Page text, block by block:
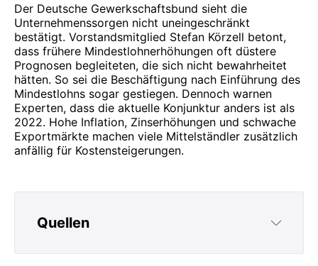
Der Deutsche Gewerkschaftsbund sieht die
Unternehmenssorgen nicht uneingeschränkt
bestätigt. Vorstandsmitglied Stefan Körzell betont,
dass frühere Mindestlohnerhöhungen oft düstere
Prognosen begleiteten, die sich nicht bewahrheitet
hätten. So sei die Beschäftigung nach Einführung des
Mindestlohns sogar gestiegen. Dennoch warnen
Experten, dass die aktuelle Konjunktur anders ist als
2022. Hohe Inflation, Zinserhöhungen und schwache
Exportmärkte machen viele Mittelständler zusätzlich
anfällig für Kostensteigerungen.
Quellen
https://www.ifo.de/pressemitteilung/2025-12-